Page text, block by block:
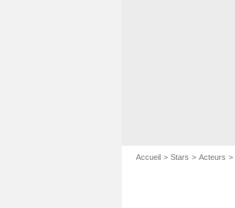
Accueil Stars Acteurs